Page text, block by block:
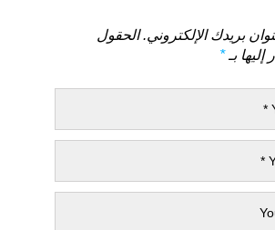
بريدك الإلكتروني. الحقول
إليها بـ*